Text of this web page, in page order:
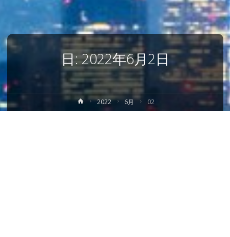
日:2022年6月2日
ホ
ー
2022 6月 02